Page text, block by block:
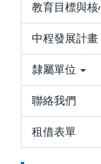
教育目標與核
中程發展計畫
隸屬單位
聯絡我們
租借表單